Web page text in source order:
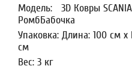
Модель:
3D Ковры
РомбБабочка
Упаковка: Длина: 100 см
см
Вес: 3 кг